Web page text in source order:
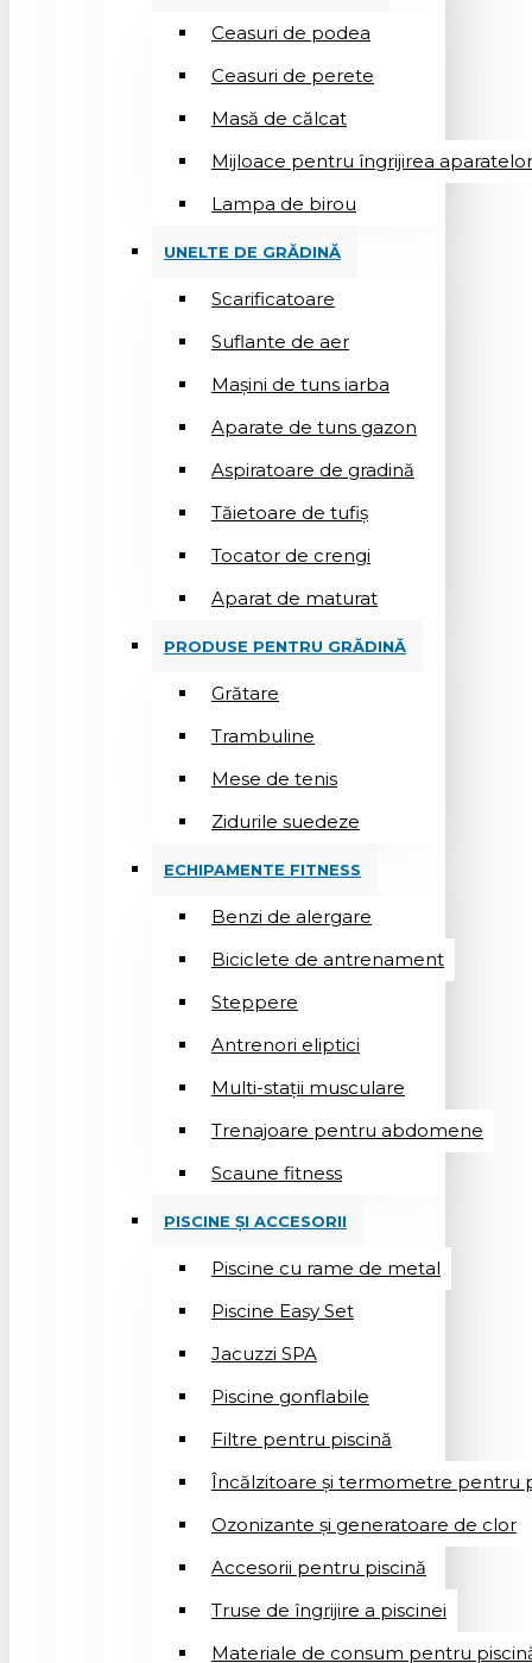
Ceasuri de podea
Ceasuri de perete
Masă de călcat
Mijloace pentru îngrijirea
Lampa de birou
UNELTE DE GRĂDINĂ
Scarificatoare
Suflantе de aer
Mașini de tuns iarba
Aparate de tuns gazon
Aspiratoare de gradină
Tăietoare de tufiș
Tocator de crengi
Aparat de maturat
PRODUSE PENTRU GRĂDINĂ
Grătare
Trambuline
Mese de tenis
Zidurile suedeze
ECHIPAMENTE FITNESS
Benzi de alergare
Biciclete de antrenament
Steppere
Antrenori eliptici
Multi-stații musculare
Trenajoare pentru abdomene
Scaune fitness
PISCINE ȘI ACCESORII
Piscine cu rame de metal
Piscine Easy Set
Jacuzzi SPA
Piscine gonflabile
Filtre pentru piscină
Încălzitoare și termometre pentru
Ozonizante și generatoare de clor
Accesorii pentru piscină
Truse de îngrijire a piscinei
Materiale de consum pentru